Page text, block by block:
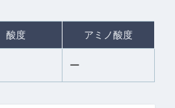
酸度 アミノ酸度
ー